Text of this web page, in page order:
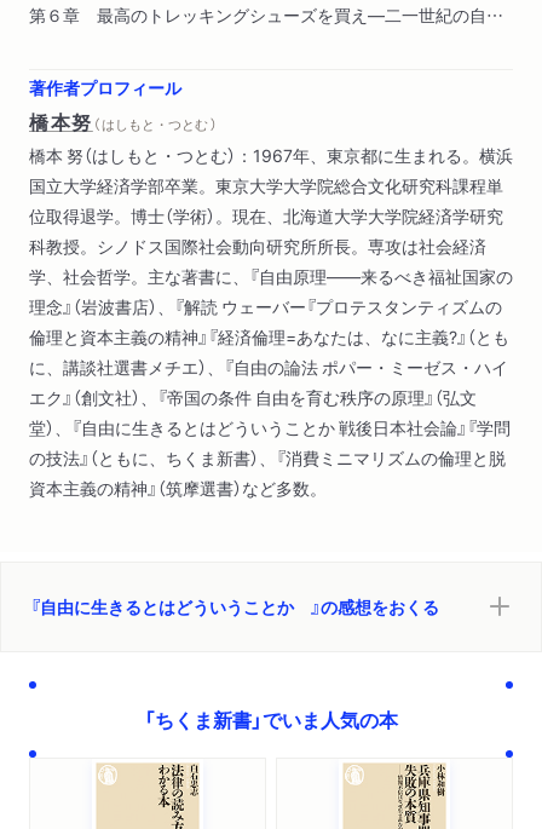
第６章 最高のトレッキングシューズを買え―二一世紀の自由
著作者プロフィール
橋本努 （ はしもと・つとむ ）
橋本 努（はしもと・つとむ）：1967年、東京都に生まれる。横浜
国立大学経済学部卒業。東京大学大学院総合文化研究科課程単
位取得退学。博士（学術）。現在、北海道大学大学院経済学研究
科教授。シノドス国際社会動向研究所所長。専攻は社会経済
学、社会哲学。主な著書に、『自由原理――来るべき福祉国家の
理念』（岩波書店）、『解読 ウェーバー『プロテスタンティズムの
倫理と資本主義の精神』『経済倫理=あなたは、なに主義?』（とも
に、講談社選書メチエ）、『自由の論法 ポパー・ミーゼス・ハイ
エク』（創文社）、『帝国の条件 自由を育む秩序の原理』（弘文
堂）、『自由に生きるとはどういうことか 戦後日本社会論』『学問
の技法』（ともに、ちくま新書）、『消費ミニマリズムの倫理と脱
資本主義の精神』（筑摩選書）など多数。
『自由に生きるとはどういうことか 』の感想をおくる
「ちくま新書」でいま人気の本